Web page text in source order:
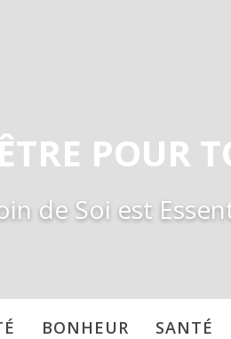
POUR
de Soi est
BONHEUR SANTÉ